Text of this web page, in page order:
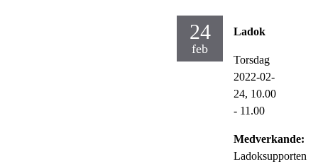
24
feb
Ladok
Torsdag
2022-02-
24, 10.00
- 11.00
Medverkande:
Ladoksupporten